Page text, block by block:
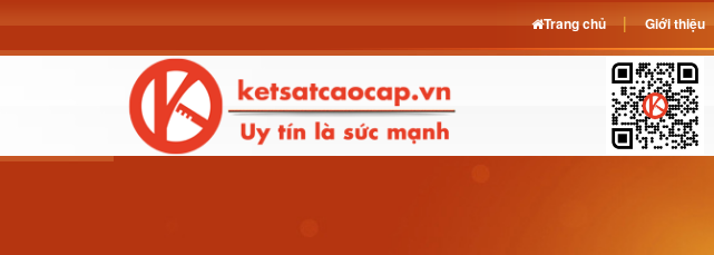
Trang chủ Giới thiệu